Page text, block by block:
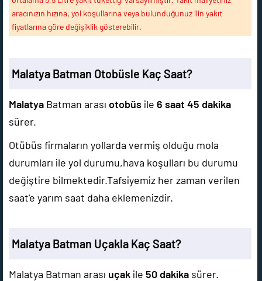
aracınızın hızına, yol koşullarına veya bulunduğunuz ilin yakıt
fiyatlarına göre değişiklik gösterebilir.
Malatya Batman Otobüsle Kaç Saat?
Malatya Batman arası otobüs ile 6 saat 45 dakika
sürer.
Otübüs firmaların yollarda vermiş olduğu mola
durumları ile yol durumu,hava koşulları bu durumu
değiştire bilmektedir.Tafsiyemiz her zaman verilen
saat'e yarım saat daha eklemenizdir.
Malatya Batman Uçakla Kaç Saat?
Malatya Batman arası uçak ile 50 dakika sürer.